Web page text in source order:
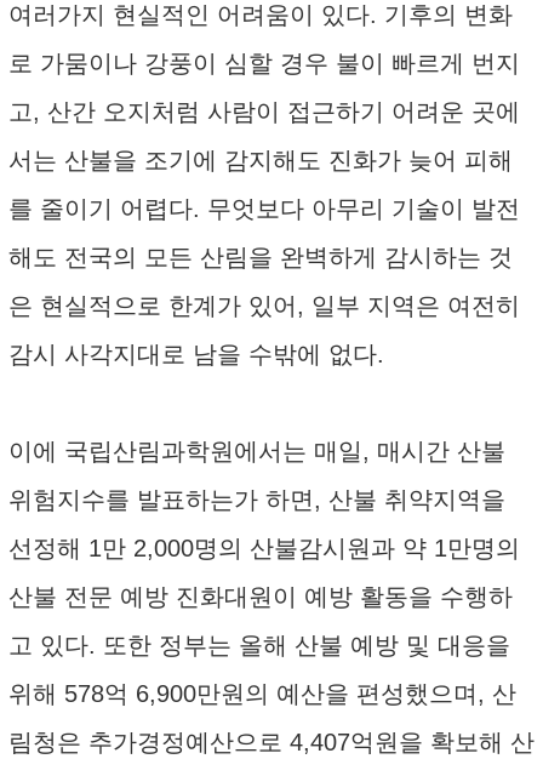
여러가지 현실적인 어려움이 있다. 기후의 변화
로 가뭄이나 강풍이 심할 경우 불이 빠르게 번지
고, 산간 오지처럼 사람이 접근하기 어려운 곳에
서는 산불을 조기에 감지해도 진화가 늦어 피해
를 줄이기 어렵다. 무엇보다 아무리 기술이 발전
해도 전국의 모든 산림을 완벽하게 감시하는 것
은 현실적으로 한계가 있어, 일부 지역은 여전히
감시 사각지대로 남을 수밖에 없다.
이에 국립산림과학원에서는 매일, 매시간 산불
위험지수를 발표하는가 하면, 산불 취약지역을
선정해 1만 2,000명의 산불감시원과 약 1만명의
산불 전문 예방 진화대원이 예방 활동을 수행하
고 있다. 또한 정부는 올해 산불 예방 및 대응을
위해 578억 6,900만원의 예산을 편성했으며, 산
림청은 추가경정예산으로 4,407억원을 확보해 산